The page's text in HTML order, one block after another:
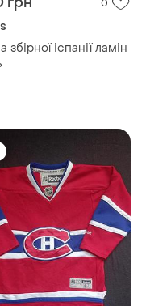
0
іспанії ламін